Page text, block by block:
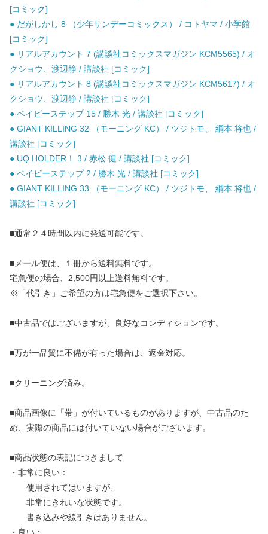
[コミック]
● だがしかし 8 （少年サンデーコミックス） / コトヤマ / 小学館
[コミック]
● リアルアカウント 7 (講談社コミックスマガジン KCM5565) / オ
クショウ、渡辺静 / 講談社 [コミック]
● リアルアカウント 8 (講談社コミックスマガジン KCM5617) / オ
クショウ、渡辺静 / 講談社 [コミック]
● ベイビーステップ 15 / 勝木 光 / 講談社 [コミック]
● GIANT KILLING 32 （モーニング KC） / ツジトモ、 綱本 将也 /
講談社 [コミック]
● UQ HOLDER！ 3 / 赤松 健 / 講談社 [コミック]
● ベイビーステップ 2 / 勝木 光 / 講談社 [コミック]
● GIANT KILLING 33 （モーニング KC） / ツジトモ、 綱本 将也 /
講談社 [コミック]
■通常２４時間以内に発送可能です。
■メール便は、１冊から送料無料です。
宅急便の場合、2,500円以上送料無料です。
※「代引き」ご希望の方は宅急便をご選択下さい。
■中古品ではございますが、良好なコンディションです。
■万が一品質に不備が有った場合は、返金対応。
■クリーニング済み。
■商品画像に「帯」が付いているものがありますが、中古品のた
め、実際の商品には付いていない場合がございます。
■商品状態の表記につきまして
・非常に良い：
使用されてはいますが、
非常にきれいな状態です。
書き込みや線引きはありません。